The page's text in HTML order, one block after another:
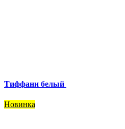
Тиффани белый
Новинка